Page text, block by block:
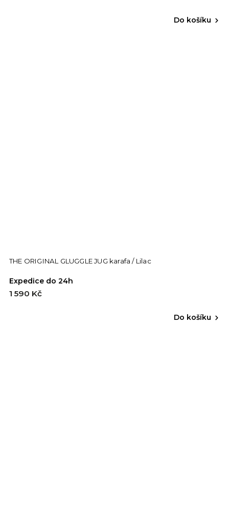
Do košíku
THE ORIGINAL GLUGGLE JUG karafa / Lilac
Expedice do 24h
1 590 Kč
Do košíku